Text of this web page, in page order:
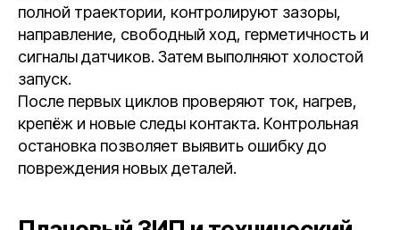
полной траектории, контролируют зазоры,
направление, свободный ход, герметичность и
сигналы датчиков. Затем выполняют холостой
запуск.
После первых циклов проверяют ток, нагрев,
крепёж и новые следы контакта. Контрольная
остановка позволяет выявить ошибку до
повреждения новых деталей.